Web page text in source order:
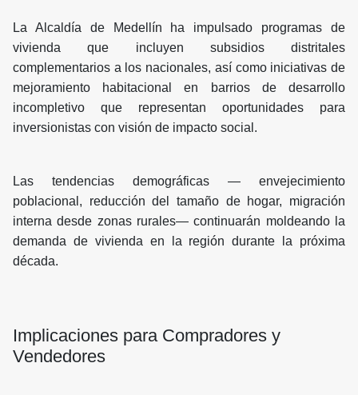
La Alcaldía de Medellín ha impulsado programas de
vivienda que incluyen subsidios distritales
complementarios a los nacionales, así como iniciativas de
mejoramiento habitacional en barrios de desarrollo
incompletivo que representan oportunidades para
inversionistas con visión de impacto social.
Las tendencias demográficas — envejecimiento
poblacional, reducción del tamaño de hogar, migración
interna desde zonas rurales— continuarán moldeando la
demanda de vivienda en la región durante la próxima
década.
Implicaciones para Compradores y
Vendedores